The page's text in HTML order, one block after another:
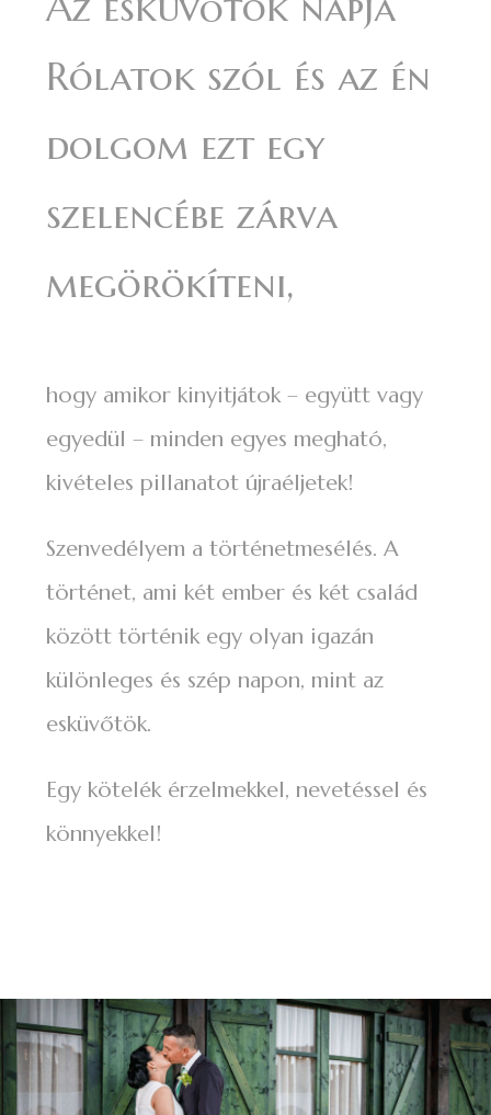
Rólatok szól és az én
dolgom ezt egy
szelencébe zárva
megörökíteni,
hogy amikor kinyitjátok – együtt vagy
egyedül – minden egyes megható,
kivételes pillanatot újraéljetek!
Szenvedélyem a történetmesélés. A
történet, ami két ember és két család
között történik egy olyan igazán
különleges és szép napon, mint az
esküvőtök.
Egy kötelék érzelmekkel, nevetéssel és
könnyekkel!